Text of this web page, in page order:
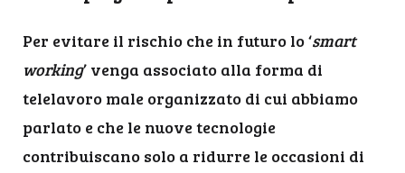
Per evitare il rischio che in futuro lo ‘smart
working’ venga associato alla forma di
telelavoro male organizzato di cui abbiamo
parlato e che le nuove tecnologie
contribuiscano solo a ridurre le occasioni di